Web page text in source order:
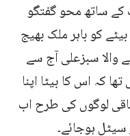
ساتھ محو گفتگو
کو باہر ملک بھیج
والا سبزعلی آج سے
کہ اس کا بیٹا اپنا
لوگوں کی طرح اب
سیٹل ہوجائے۔